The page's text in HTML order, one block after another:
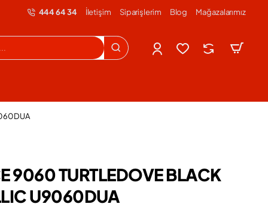
444 64 34 İletişim Siparişlerim Blog Mağazalarımız
9060 TURTLEDOVE BLACK
U9060DUA